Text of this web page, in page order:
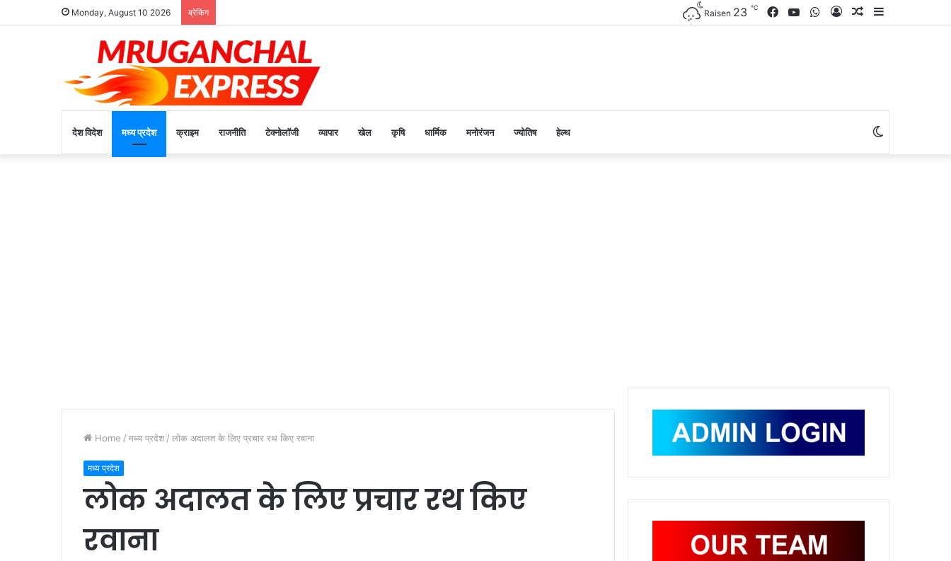
Monday, August 10 2026 ब्रेकिंग Sidebar
Random
Log
WhatsApp
YouTube
Facebook
Raisen 23 ℃
देश विदेश मध्य प्रदेश क्राइम राजनीति टेक्नोलॉजी व्यापार खेल कृषि धार्मिक मनोरंजन ज्योतिष हेल्थ
Home / मध्य प्रदेश / लोक अदालत के लिए प्रचार रथ किए रवाना
मध्य प्रदेश
लोक अदालत के लिए प्रचार रथ किए
रवाना